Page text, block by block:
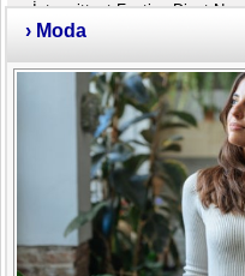
›İntermittent Fasting Diyet
› Moda